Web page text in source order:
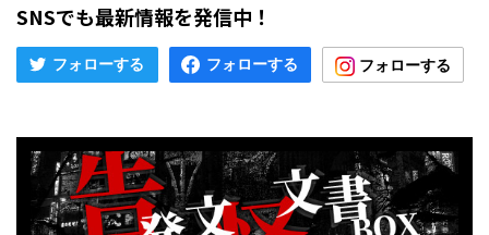
SNSでも最新情報を発信中！